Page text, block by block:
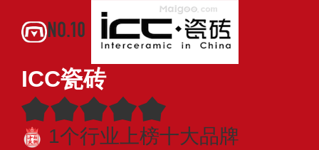
NO.10
ICC瓷砖
1个行业上榜十大品牌